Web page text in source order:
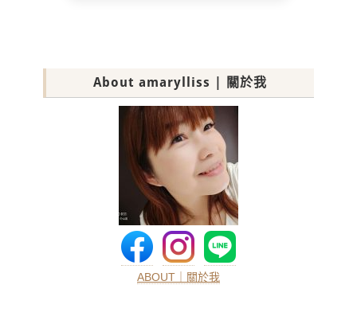
About amarylliss | 關於我
ABOUT｜關於我